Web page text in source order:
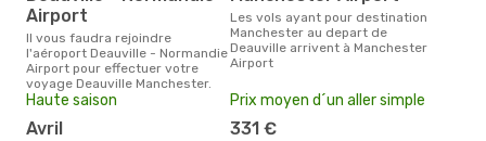
Airport
Il vous faudra rejoindre
l'aéroport Deauville - Normandie
Airport pour effectuer votre
voyage Deauville Manchester.
Les vols ayant pour destination
Manchester au depart de
Deauville arrivent à Manchester
Airport
Haute saison
avril
Prix moyen d´un aller simple
331 €